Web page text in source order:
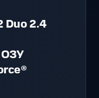
Duo 2.4
ОЗУ